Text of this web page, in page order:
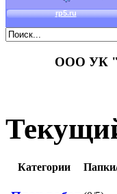
ООО УК
Категории